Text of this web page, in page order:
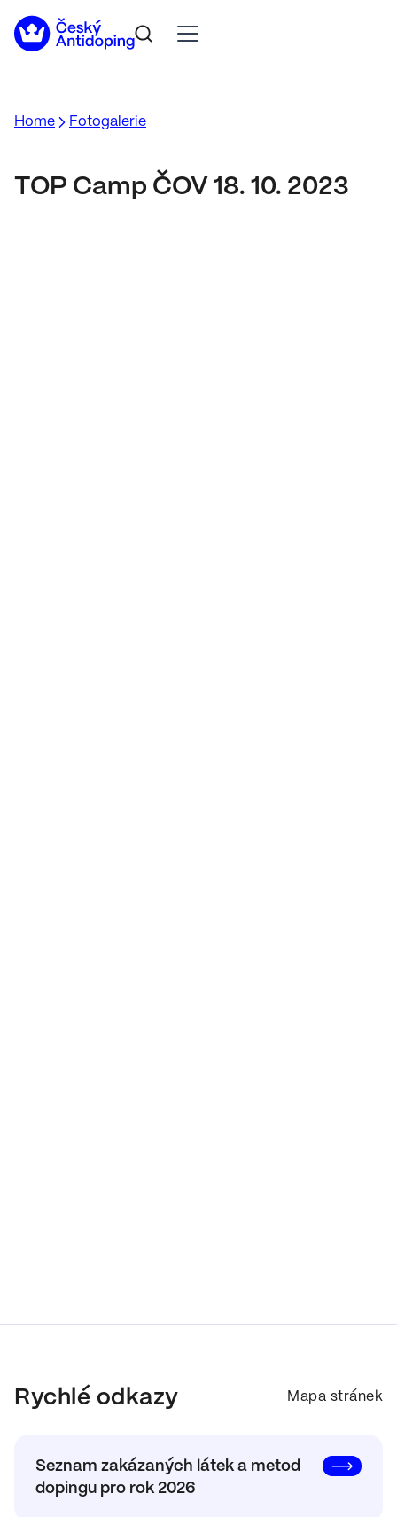
Home Fotogalerie
TOP Camp ČOV 18. 10. 2023
Rychlé odkazy Mapa stránek
Seznam zakázaných látek a metod
dopingu pro rok 2026